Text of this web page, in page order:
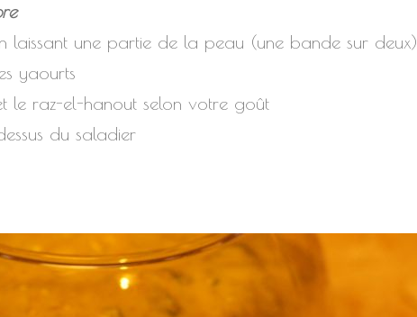
laissant une partie de la peau (une bande sur deux)
yaourts
le raz-el-hanout selon votre goût
du saladier